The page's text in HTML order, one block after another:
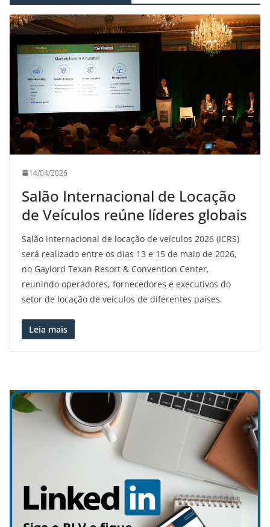
14/04/2026
Salão Internacional de Locação
de Veículos reúne líderes globais
Salão internacional de locação de veículos 2026 (ICRS)
será realizado entre os dias 13 e 15 de maio de 2026,
no Gaylord Texan Resort & Convention Center,
reunindo operadores, fornecedores e executivos do
setor de locação de veículos de diferentes países.
Leia mais